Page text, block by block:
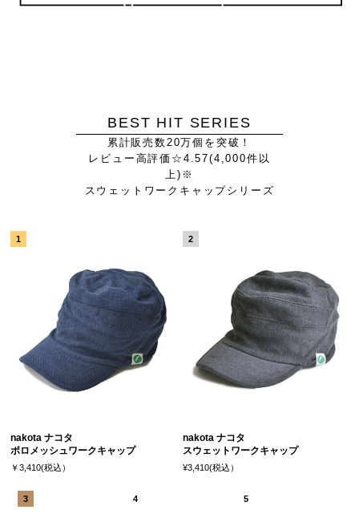
BEST HIT SERIES
累計販売数20万個を突破！
レビュー高評価☆4.57(4,000件以
上)※
スウェットワークキャップシリーズ
nakota ナコタ
ポロメッシュワークキャップ
￥3,410(税込）
nakota ナコタ
スウェットワークキャップ
¥3,410(税込）